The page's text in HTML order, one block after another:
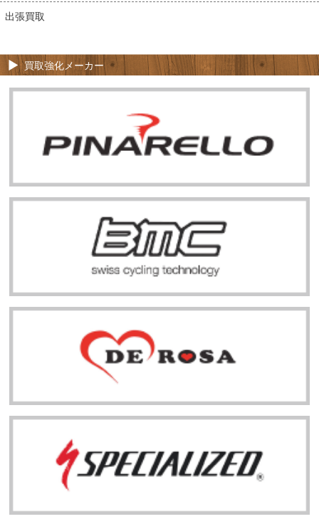
出張買取
買取強化メーカー